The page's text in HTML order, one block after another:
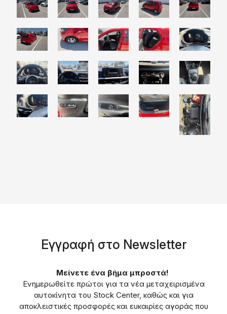
Eγγραφή στο Νewsletter
Μείνετε ένα βήμα μπροστά!
Ενημερωθείτε πρώτοι για τα νέα μεταχειρισμένα
αυτοκίνητα του Stock Center, καθώς και για
αποκλειστικές προσφορές και ευκαιρίες αγοράς που